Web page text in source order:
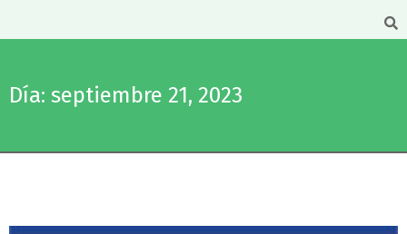
Día: septiembre 21, 2023